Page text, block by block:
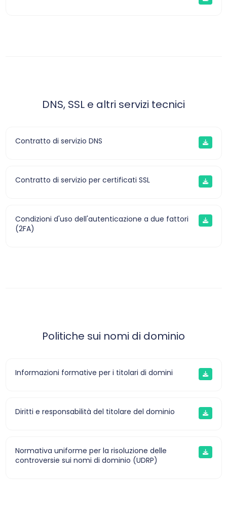
DNS, SSL e altri servizi tecnici
Contratto di servizio DNS
Contratto di servizio per certificati SSL
Condizioni d'uso dell'autenticazione a due fattori
(2FA)
Politiche sui nomi di dominio
Informazioni formative per i titolari di domini
Diritti e responsabilità del titolare del dominio
Normativa uniforme per la risoluzione delle
controversie sui nomi di dominio (UDRP)